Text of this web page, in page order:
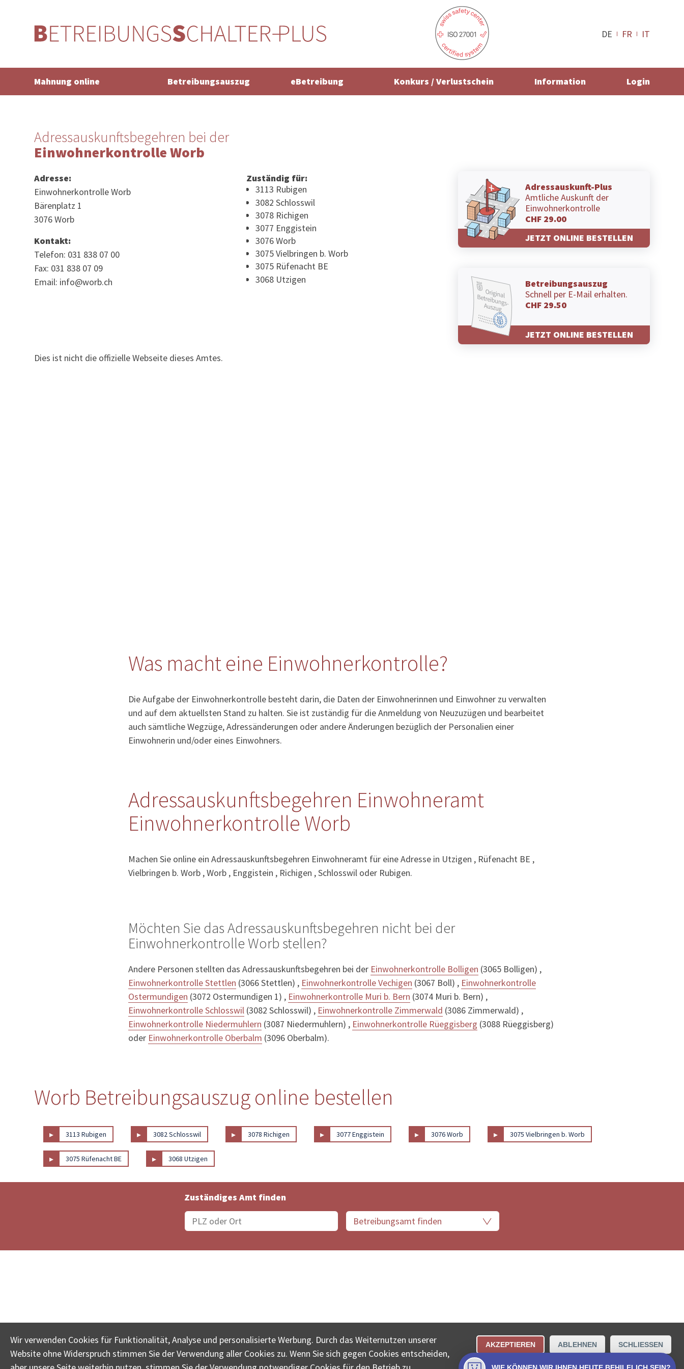
DE FR IT
Mahnung online Betreibungsauszug eBetreibung Konkurs / Verlustschein Information Login
Adressauskunftsbegehren bei der
Einwohnerkontrolle Worb
Adresse:
Einwohnerkontrolle Worb
Bärenplatz 1
3076 Worb
Kontakt:
Telefon: 031 838 07 00
Fax: 031 838 07 09
Email: info@worb.ch
Zuständig für:
3113 Rubigen
3082 Schlosswil
3078 Richigen
3077 Enggistein
3076 Worb
3075 Vielbringen b. Worb
3075 Rüfenacht BE
3068 Utzigen
Adressauskunft-Plus
Amtliche Auskunft der
Einwohnerkontrolle
CHF 29.00
JETZT ONLINE BESTELLEN
Betreibungsauszug
Schnell per E-Mail erhalten.
CHF 29.50
JETZT ONLINE BESTELLEN
Dies ist nicht die offizielle Webseite dieses Amtes.
Was macht eine Einwohnerkontrolle?
Die Aufgabe der Einwohnerkontrolle besteht darin, die Daten der Einwohnerinnen und Einwohner zu verwalten
und auf dem aktuellsten Stand zu halten. Sie ist zuständig für die Anmeldung von Neuzuzügen und bearbeitet
auch sämtliche Wegzüge, Adressänderungen oder andere Änderungen bezüglich der Personalien einer
Einwohnerin und/oder eines Einwohners.
Adressauskunftsbegehren Einwohneramt
Einwohnerkontrolle Worb
Machen Sie online ein Adressauskunftsbegehren Einwohneramt für eine Adresse in Utzigen , Rüfenacht BE ,
Vielbringen b. Worb , Worb , Enggistein , Richigen , Schlosswil oder Rubigen.
Möchten Sie das Adressauskunftsbegehren nicht bei der
Einwohnerkontrolle Worb stellen?
Andere Personen stellten das Adressauskunftsbegehren bei der Einwohnerkontrolle Bolligen (3065 Bolligen) ,
Einwohnerkontrolle Stettlen (3066 Stettlen) , Einwohnerkontrolle Vechigen (3067 Boll) , Einwohnerkontrolle
Ostermundigen (3072 Ostermundigen 1) , Einwohnerkontrolle Muri b. Bern (3074 Muri b. Bern) ,
Einwohnerkontrolle Schlosswil (3082 Schlosswil) , Einwohnerkontrolle Zimmerwald (3086 Zimmerwald) ,
Einwohnerkontrolle Niedermuhlern (3087 Niedermuhlern) , Einwohnerkontrolle Rüeggisberg (3088 Rüeggisberg)
oder Einwohnerkontrolle Oberbalm (3096 Oberbalm).
Worb Betreibungsauszug online bestellen
▸ 3113 Rubigen ▸ 3082 Schlosswil ▸ 3078 Richigen ▸ 3077 Enggistein ▸ 3076 Worb ▸ 3075 Vielbringen b. Worb
▸ 3075 Rüfenacht BE ▸ 3068 Utzigen
Zuständiges Amt finden
Wir verwenden Cookies für Funktionalität, Analyse und personalisierte Werbung. Durch das Weiternutzen unserer
Website ohne Widerspruch stimmen Sie der Verwendung aller Cookies zu. Wenn Sie sich gegen Cookies entscheiden,
AKZEPTIEREN ABLEHNEN SCHLIESSEN
© COLLECTA AG
www.betreibungsschalter-plus.ch ist eine Dienstleistungsplattform der Collecta AG.